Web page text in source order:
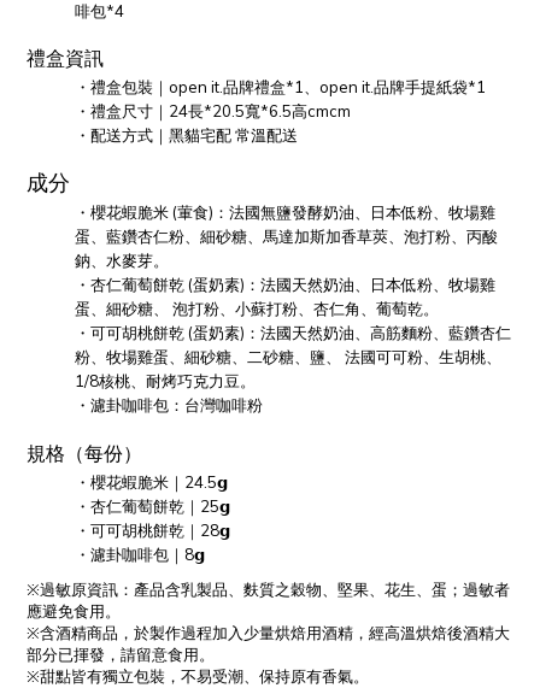
啡包*4
禮盒資訊
・禮盒包裝｜open it.品牌禮盒*1、open it.品牌手提紙袋*1
・禮盒尺寸｜24長*20.5寬*6.5高cmcm
・配送方式｜黑貓宅配 常溫配送
成分
・ 櫻花蝦脆米 (葷食)：法國無鹽發酵奶油、日本低粉、牧場雞
蛋、藍鑽杏仁粉、細砂糖、馬達加斯加香草莢、泡打粉、丙酸
鈉、水麥芽。
・ 杏仁葡萄餅乾 (蛋奶素)： 法國天然奶油、日本低粉、牧場雞
蛋、細砂糖、 泡打粉、小蘇打粉、杏仁角、葡萄乾。
・可可胡桃餅乾 (蛋奶素)：法國天然奶油、高筋麵粉、藍鑽杏仁
粉、牧場雞蛋、細砂糖、二砂糖、鹽、 法國可可粉、生胡桃、
1/8核桃、耐烤巧克力豆。
・濾卦咖啡包 ：台灣咖啡粉
規格（每份）
・櫻花蝦脆米｜24.5𝗴
・ 杏仁葡萄餅乾 ｜25𝗴
・可可胡桃餅乾 ｜28𝗴
・ 濾卦咖啡包 ｜8𝗴
※過敏原資訊：產品含乳製品、麩質之穀物、堅果、花生、蛋；過敏者
應避免食用。
※含酒精商品，於製作過程加入少量烘焙用酒精，經高溫烘焙後酒精大
部分已揮發，請留意食用。
※甜點皆有獨立包裝，不易受潮、保持原有香氣。